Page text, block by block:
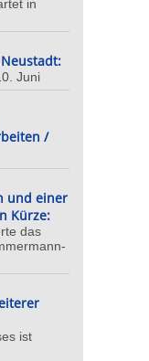
in
Juni
/
und einer
Kürze:
das
ist